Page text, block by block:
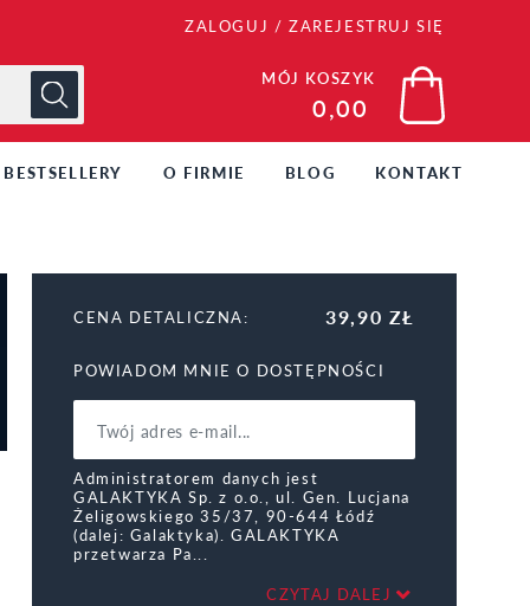
ZALOGUJ / ZAREJESTRUJ SIĘ
MÓJ KOSZYK
0,00
BESTSELLERY O FIRMIE BLOG KONTAKT
CENA DETALICZNA: 39,90 ZŁ
POWIADOM MNIE O DOSTĘPNOŚCI
Administratorem danych jest
GALAKTYKA Sp. z o.o., ul. Gen. Lucjana
Żeligowskiego 35/37, 90-644 Łódź
(dalej: Galaktyka). GALAKTYKA
przetwarza Pa
CZYTAJ DALEJ